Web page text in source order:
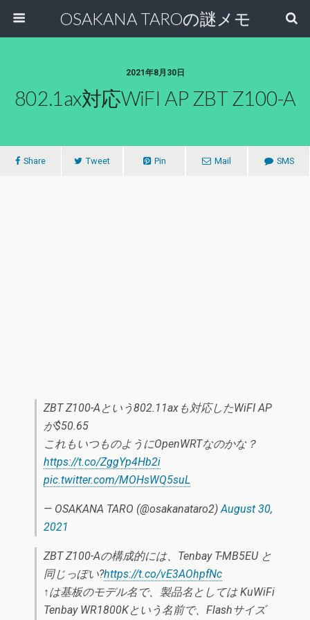
OSAKANA TAROの謎メモ
2021年8月30日
802.1ax対応WiFI AP ZBT Z100-A
Share Tweet Pin Mail SMS
ZBT Z100-Aという802.11axも対応したWiFI AP
が$50.65
これもいつものようにOpenWRTなのかな？
https://t.co/ZggYp4Hb2i
pic.twitter.com/MOHsWQ5suL
— OSAKANA TARO (@osakanataro2)August 30,
2021
ZBT Z100-Aの構成的には、Tenbay T-MB5EU と
同じっぽい?https://t.co/vE3AOhpfNc
↑は基板のモデル名で、製品名としては KuWiFi
Tenbay WR1800Kという名前で、Flashサイズ